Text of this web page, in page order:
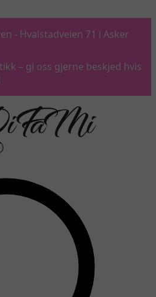
- Hvalstadveien 71 i Asker
– gi oss gjerne beskjed hvis